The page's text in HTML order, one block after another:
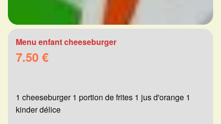
Menu enfant cheeseburger
7.50 €
1 cheeseburger 1 portion de frites 1 jus d'orange 1
kinder délice